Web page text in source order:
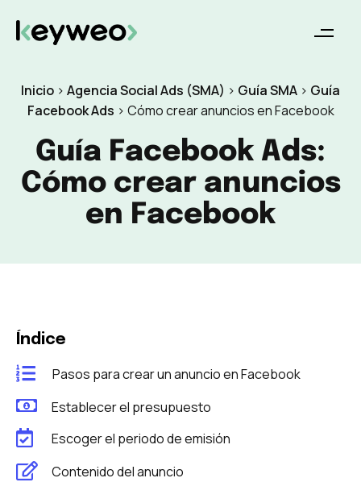
Inicio > Agencia Social Ads (SMA) > Guía SMA > Guía
Facebook Ads > Cómo crear anuncios en Facebook
Guía Facebook Ads:
Cómo crear anuncios
en Facebook
Índice
Pasos para crear un anuncio en Facebook
Establecer el presupuesto
Escoger el periodo de emisión
Contenido del anuncio